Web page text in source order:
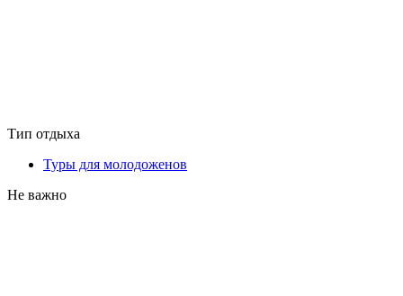
Тип отдыха
Туры для молодоженов
Не важно